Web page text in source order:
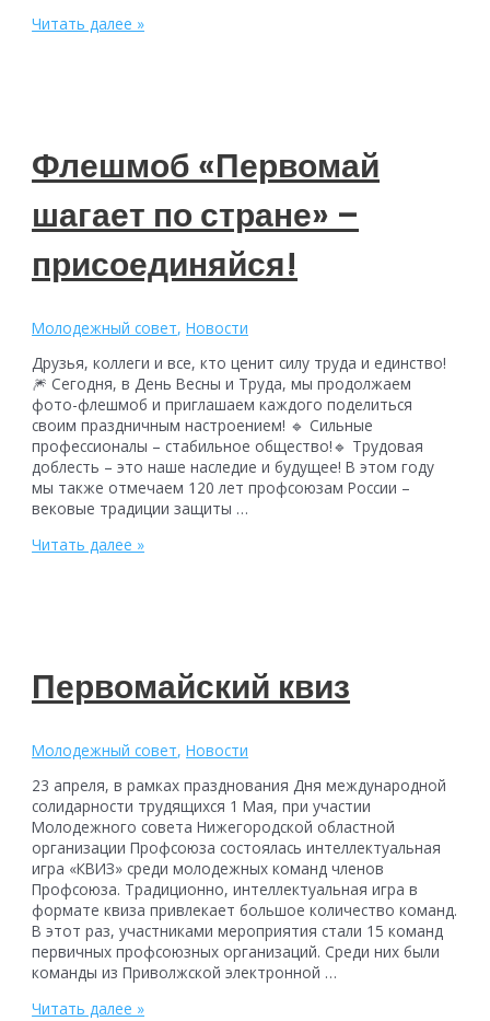
Итоги
Читать далее »
Флешмоб «Первомай
шагает по стране» –
присоединяйся!
Молодежный совет,Новости
Друзья, коллеги и все, кто ценит силу труда и единство!
🎆 Сегодня, в День Весны и Труда, мы продолжаем
фото-флешмоб и приглашаем каждого поделиться
своим праздничным настроением! 🔹 Сильные
профессионалы – стабильное общество!🔹 Трудовая
доблесть – это наше наследие и будущее! В этом году
мы также отмечаем 120 лет профсоюзам России –
вековые традиции защиты …
Флешмоб
Читать далее »
Первомайский квиз
Молодежный совет,Новости
23 апреля, в рамках празднования Дня международной
солидарности трудящихся 1 Мая, при участии
Молодежного совета Нижегородской областной
организации Профсоюза состоялась интеллектуальная
игра «КВИЗ» среди молодежных команд членов
Профсоюза. Традиционно, интеллектуальная игра в
формате квиза привлекает большое количество команд.
В этот раз, участниками мероприятия стали 15 команд
первичных профсоюзных организаций. Среди них были
команды из Приволжской электронной …
Первомайский
Читать далее »